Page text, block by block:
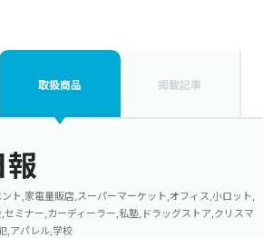
取扱商品 掲載記事
報
ト,家電量販店,スーパーマーケット,オフィス,小ロット,
ミナー,カーディーラー,私塾,ドラッグストア,クリスマ
,アパレル,学校